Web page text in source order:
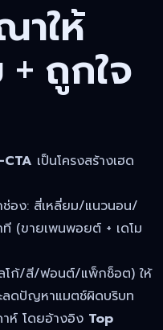
าให้
+ ถูกใจ
เป็นโครงสร้างเฮด
ช่อง: สี่เหลี่ยม/แนวนอน/
(ขายเพนพอยต์ + เดโม
โก้/สี/ฟอนต์/แพ็กช็อต) ให้
ลดปัญหาแมตช์ผิดบริบท
ห์ โดยอ้างอิง Top